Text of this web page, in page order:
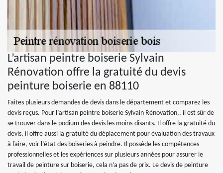
L’artisan peintre boiserie Sylvain
Rénovation offre la gratuité du devis
peinture boiserie en 88110
Faites plusieurs demandes de devis dans le département et comparez les
devis reçus. Pour l’artisan peintre boiserie Sylvain Rénovation,, il est sûr de
se trouver dans le podium des devis les moins-disants. Il offre la gratuité du
devis, il offre aussi la gratuité du déplacement pour évaluation des travaux
à faire, voir l’état des boiseries à peindre. Il possède les compétences
professionnelles et les expériences sur plusieurs années pour assurer le
travail de peinture sur boiserie, cela n’a pas de prix. Le devis de peinture